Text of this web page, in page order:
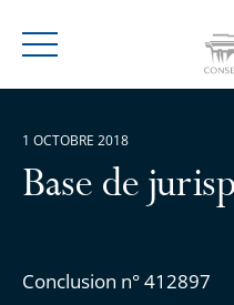
Menu
Base de
Conclusion n° 412897
1 OCTOBRE 2018